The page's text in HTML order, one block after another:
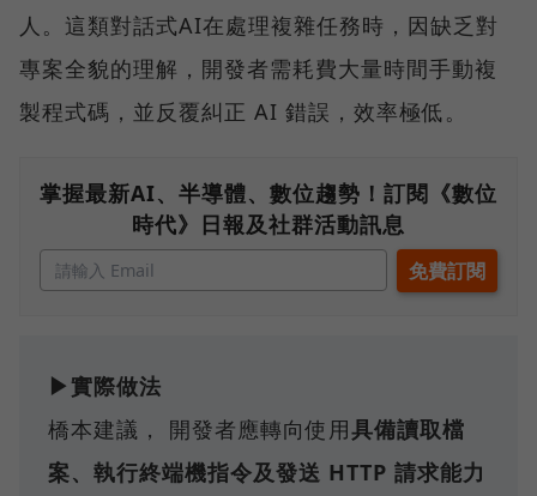
人。這類對話式AI在處理複雜任務時，因缺乏對
專案全貌的理解，開發者需耗費大量時間手動複
製程式碼，並反覆糾正 AI 錯誤，效率極低。
掌握最新AI、半導體、數位趨勢！訂閱《數位
時代》日報及社群活動訊息
▶實際做法
橋本建議， 開發者應轉向使用具備讀取檔
案、執行終端機指令及發送 HTTP 請求能力